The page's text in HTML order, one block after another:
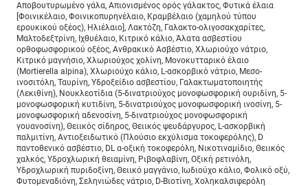
Αποβουτυρωμένο γάλα, Απιονισμένος ορός γάλακτος, Φυτικά έλαια
[Φοινικέλαιο, Φοινικοπυρηνέλαιο, Κραμβέλαιο (χαμηλού τύπου
ερουκικού οξέoς), Ηλιέλαιο], Λακτόζη, Γαλακτο-ολιγοσακχαρίτες,
Μαλτοδεξτρίνη, Ιχθυέλαιο, Κιτρικό κάλιο, Άλατα ασβεστίου
ορθοφωσφορικού οξέος, Ανθρακικό Ασβέστιο, Χλωριούχο νάτριο,
Κιτρικό μαγνήσιο, Χλωριούχος χολίνη, Μονοκυτταρικό έλαιο
(Mortierella alpina), Χλωριούχο κάλιο, L-ασκορβικό νάτριο, Μεσο-
ινοσιτόλη, Ταυρίνη, Υδροξείδιο ασβεστίου, Γαλακτωματοποιητής
(Λεκιθίνη), Νουκλεοτίδια (5-δινατριούχος μονοφωσφορική ουριδίνη, 5-
μονοφωσφορική κυτιδίνη, 5-δινατριούχος μονοφωσφορική ινοσίνη, 5-
μονοφωσφορική αδενοσίνη, 5-δινατριούχος μονοφωσφορική
γουανοσίνη), Θειικός σίδηρος, Θειικός ψευδάργυρος, L-ασκορβική
παλμιτίνη, Αντιοξειδωτικό (Πλούσιο εκχύλισμα τοκοφερόλης), D
παντοθενικό ασβέστιο, DL α-οξική τοκοφερόλη, Νικοτιναμίδιο, Θειικός
χαλκός, Υδροχλωρική θειαμίνη, Ριβοφλαβίνη, Οξική ρετινόλη,
Υδροχλωρική πυριδοξίνη, Θειικό μαγγάνιο, Ιωδιούχο κάλιο, Φολικό οξύ,
Φυτομεναδιόνη, Σεληνιώδες νάτριο, D-Βιοτίνη, Χοληκαλσιφερόλη